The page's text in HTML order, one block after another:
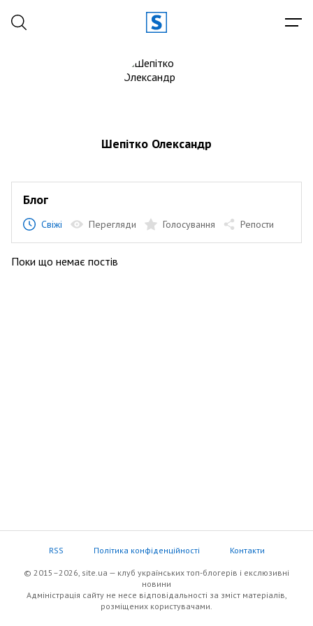
Шепітко Олександр
Блог
Свіжі Перегляди Голосування Репости
Поки що немає постів
RSS Політика конфіденційності Контакти
© 2015–2026, site.ua — клуб українських топ-блогерів i екслюзивнi
новини
Адміністрація сайту не несе відповідальності за зміст матеріалів,
розміщених користувачами.